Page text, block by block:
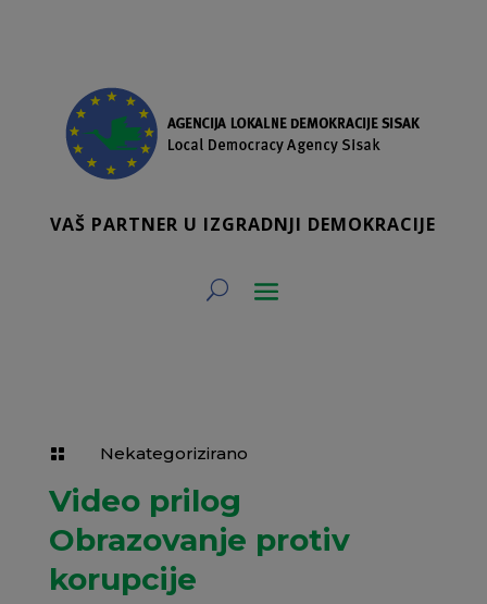
VAŠ PARTNER U IZGRADNJI DEMOKRACIJE
 Nekategorizirano
Video prilog
Obrazovanje protiv
korupcije